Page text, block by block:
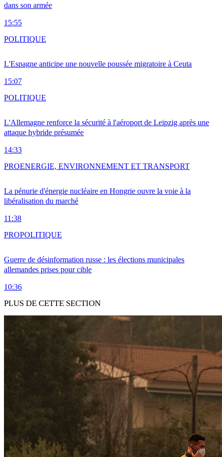
dans son armée
15:55
L'Espagne anticipe une nouvelle poussée migratoire à Ceuta
15:07
POLITIQUE
L'Allemagne renforce la sécurité à l'aéroport de Leipzig après une
attaque hybride présumée
14:33
POLITIQUE
La pénurie d'énergie nucléaire en Hongrie ouvre la voie à la
libéralisation du marché
11:38
PROENERGIE, ENVIRONNEMENT ET TRANSPORT
Guerre de désinformation russe : les élections municipales
allemandes prises pour cible
10:36
PROPOLITIQUE
PLUS DE CETTE SECTION